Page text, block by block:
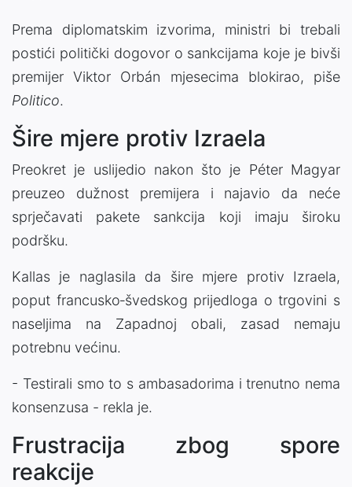
Prema diplomatskim izvorima, ministri bi trebali
postići politički dogovor o sankcijama koje je bivši
premijer Viktor Orbán mjesecima blokirao, piše
Politico.
Šire mjere protiv Izraela
Preokret je uslijedio nakon što je Péter Magyar
preuzeo dužnost premijera i najavio da neće
sprječavati pakete sankcija koji imaju široku
podršku.
Kallas je naglasila da šire mjere protiv Izraela,
poput francusko‑švedskog prijedloga o trgovini s
naseljima na Zapadnoj obali, zasad nemaju
potrebnu većinu.
- Testirali smo to s ambasadorima i trenutno nema
konsenzusa - rekla je.
Frustracija zbog spore
reakcije